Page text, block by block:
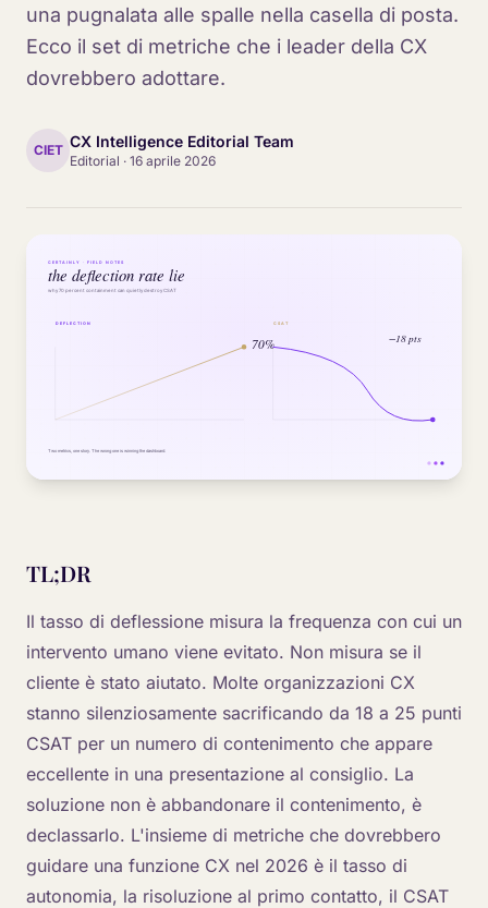
una pugnalata alle spalle nella casella di posta.
Ecco il set di metriche che i leader della CX
dovrebbero adottare.
CIET CX Intelligence Editorial Team
Editorial · 16 aprile 2026
TL;DR
Il tasso di deflessione misura la frequenza con cui un
intervento umano viene evitato. Non misura se il
cliente è stato aiutato. Molte organizzazioni CX
stanno silenziosamente sacrificando da 18 a 25 punti
CSAT per un numero di contenimento che appare
eccellente in una presentazione al consiglio. La
soluzione non è abbandonare il contenimento, è
declassarlo. L'insieme di metriche che dovrebbero
guidare una funzione CX nel 2026 è il tasso di
autonomia, la risoluzione al primo contatto, il CSAT